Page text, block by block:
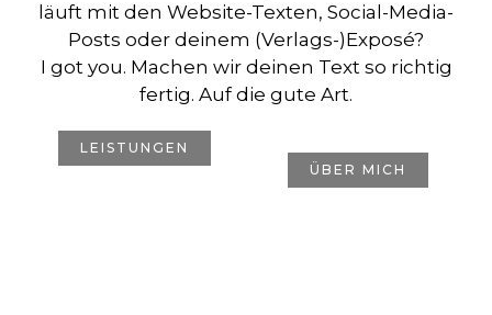
läuft mit den Website-Texten, Social-Media-
Posts oder deinem (Verlags-)Exposé?
I got you. Machen wir deinen Text so richtig
fertig. Auf die gute Art.
LEISTUNGEN
ÜBER MICH